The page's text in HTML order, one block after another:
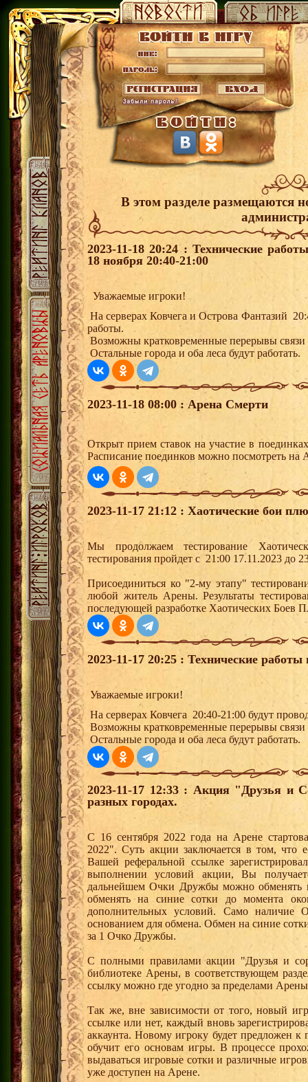
В этом разделе размещаются
2023-11-18 20:24 : Технические
18 ноября 20:40-21:00
Уважаемые игроки!
На серверах Ковчега и Острова Фантазий
работы.
Возможны кратковременные перерывы связи
Остальные города и оба леса будут работать.
2023-11-18 08:00 : Арена Смерти
Открыт прием ставок на участие в
Расписание поединков можно посмотреть на
2023-11-17 21:12 : Хаотические бои
Мы продолжаем тестирование
тестирования пройдет с 21:00 17.11.2023 до
Присоединиться ко "2-му этапу"
любой житель Арены. Результаты
последующей разработке Хаотических Боев
2023-11-17 20:25 : Технические
Уважаемые игроки!
На серверах Ковчега 20:40-21:00 будут
Возможны кратковременные перерывы связи
Остальные города и оба леса будут работать.
2023-11-17 12:33 : Акция "Друзья и
разных городах.
С 16 сентября 2022 года на Арене
2022". Суть акции заключается в том, что
Вашей реферальной ссылке
выполнении условий акции, Вы
дальнейшем Очки Дружбы можно
обменять на синие сотки до момента
дополнительных условий. Само наличие
основанием для обмена. Обмен на синие
за 1 Очко Дружбы.
С полными правилами акции "Друзья и
библиотеке Арены, в соответствующем
ссылку можно где угодно за пределами
Так же, вне зависимости от того, новый
ссылке или нет, каждый вновь
аккаунта. Новому игроку будет предложен
обучит его основам игры. В процессе
выдаваться игровые сотки и различные
уже доступен на Арене.